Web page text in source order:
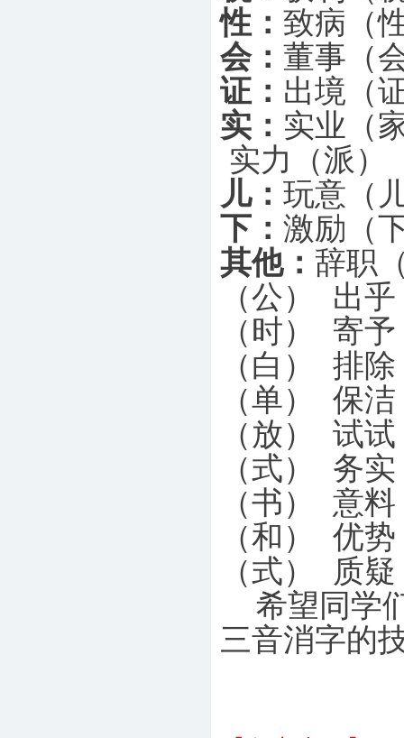
性： 致病（
会： 董事（
证： 出境（
实： 实业（
实力（派）
儿： 玩意（
下： 激励（
其他： 辞职
（公） 出
（时） 寄
（白） 排
（单） 保
（放） 试
（式） 务
（书） 意
（和） 优
（式） 质
希望同学
三音消字的